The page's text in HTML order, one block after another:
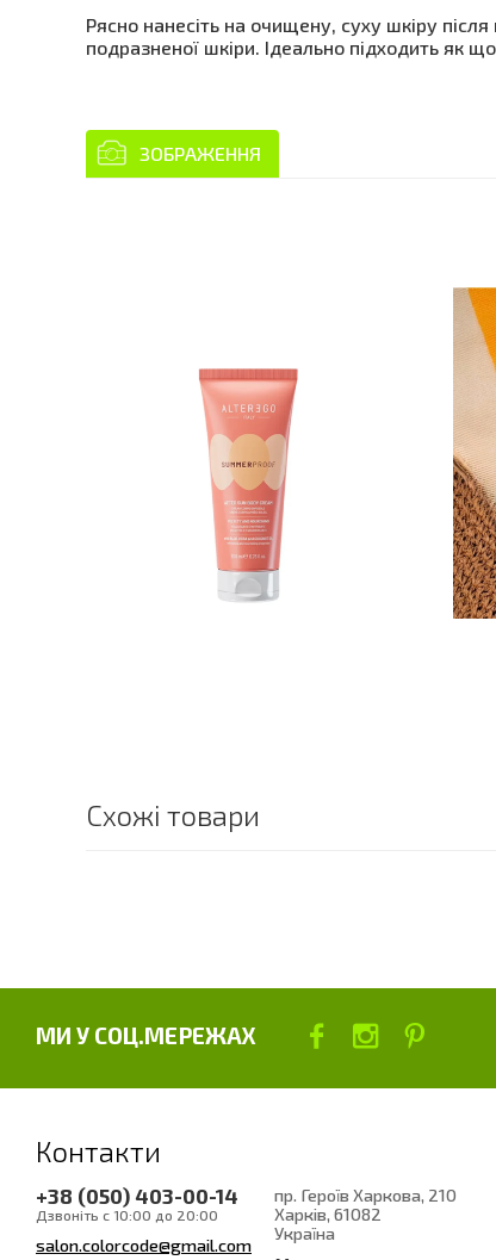
Рясно нанесіть на очищену, суху шкіру
подразненої шкіри. Ідеально підходить як
ЗОБРАЖЕННЯ
Схожі товари
МИ У СОЦ.МЕРЕЖАХ
Контакти
+38 (050) 403-00-14
Дзвоніть с 10:00 до 20:00
salon.colorcode@gmail.com
пр. Героїв Харкова, 210
Харків , 61082
Україна